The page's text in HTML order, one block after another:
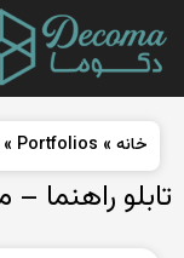
خانه »
Portfolios
»
تابلو راهنما